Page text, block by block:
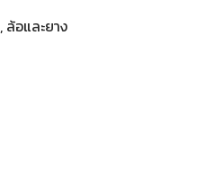
, ล้อและยาง